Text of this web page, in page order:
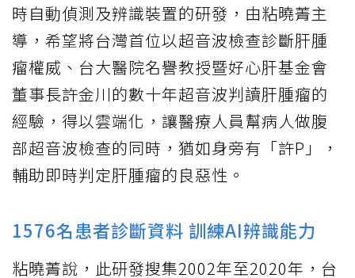
時自動偵測及辨識裝置的研發，由粘曉菁主
導，希望將台灣首位以超音波檢查診斷肝腫
瘤權威、台大醫院名譽教授暨好心肝基金會
董事長許金川的數十年超音波判讀肝腫瘤的
經驗，得以雲端化，讓醫療人員幫病人做腹
部超音波檢查的同時，猶如身旁有「許P」，
輔助即時判定肝腫瘤的良惡性。
1576名患者診斷資料 訓練AI辨識能力
粘曉菁說，此研發搜集2002年至2020年，台